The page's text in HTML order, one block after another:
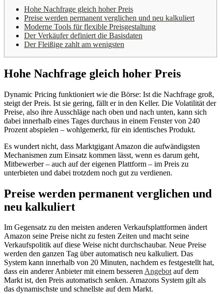
Hohe Nachfrage gleich hoher Preis
Preise werden permanent verglichen und neu kalkuliert
Moderne Tools für flexible Preisgestaltung
Der Verkäufer definiert die Basisdaten
Der Fleißige zahlt am wenigsten
Hohe Nachfrage gleich hoher Preis
Dynamic Pricing funktioniert wie die Börse: Ist die Nachfrage groß,
steigt der Preis. Ist sie gering, fällt er in den Keller. Die Volatilität der
Preise, also ihre Ausschläge nach oben und nach unten, kann sich
dabei innerhalb eines Tages durchaus in einem Fenster von 240
Prozent abspielen – wohlgemerkt, für ein identisches Produkt.
Es wundert nicht, dass Marktgigant Amazon die aufwändigsten
Mechanismen zum Einsatz kommen lässt, wenn es darum geht,
Mitbewerber – auch auf der eigenen Plattform – im Preis zu
unterbieten und dabei trotzdem noch gut zu verdienen.
Preise werden permanent verglichen und
neu kalkuliert
Im Gegensatz zu den meisten anderen Verkaufsplattformen ändert
Amazon seine Preise nicht zu festen Zeiten und macht seine
Verkaufspolitik auf diese Weise nicht durchschaubar. Neue Preise
werden den ganzen Tag über automatisch neu kalkuliert. Das
System kann innerhalb von 20 Minuten, nachdem es festgestellt hat,
dass ein anderer Anbieter mit einem besserenAngebotauf dem
Markt ist, den Preis automatisch senken. Amazons System gilt als
das dynamischste und schnellste auf dem Markt.